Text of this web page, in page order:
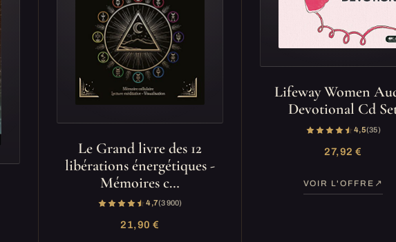
Le Grand livre des 12
libérations énergétiques -
Mémoires c…
4,7(3 900)
21,90 €
Lifeway Women
Devotional Cd
4,5(35)
27,92 €
VOIR L'OFFRE